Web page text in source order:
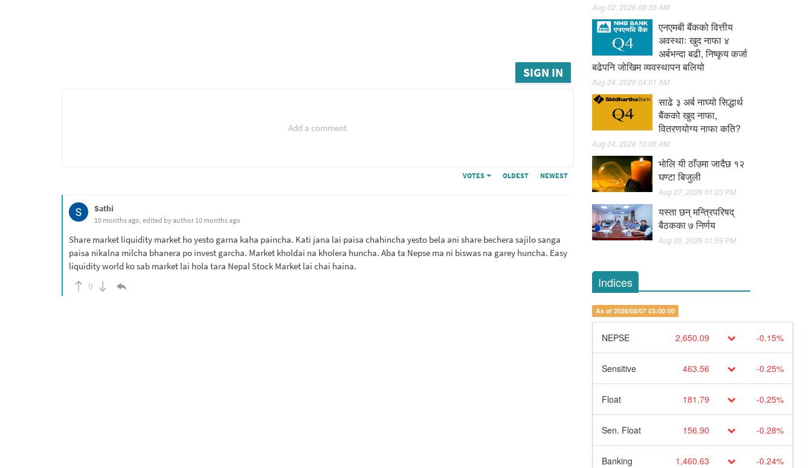
SIGN IN
Add a comment
VOTES OLDEST NEWEST
Sathi
10 months ago , edited by author 10 months ago
Share market liquidity market ho yesto garna kaha paincha. Kati jana lai paisa chahincha yesto bela ani share bechera sajilo sanga
paisa nikalna milcha bhanera po invest garcha. Market kholdai na kholera huncha. Aba ta Nepse ma ni biswas na garey huncha. Easy
liquidity world ko sab market lai hola tara Nepal Stock Market lai chai haina.
0
Aug 02, 2026 09:39 AM
एनएमबी बैंकको वित्तीय
अवस्थाः खुद नाफा ४
अर्बभन्दा बढी, निष्कृय कर्जा
बढेपनि जोखिम व्यवस्थापन बलियो
Aug 04, 2026 04:01 AM
साढे ३ अर्ब नाघ्यो सिद्धार्थ
बैंकको खुद नाफा,
वितरणयोग्य नाफा कति?
Aug 04, 2026 10:05 AM
भाेलि यी ठाँउमा जादैछ १२
घण्टा बिजुली
Aug 07, 2026 01:23 PM
यस्ता छन् मन्त्रिपरिषद्
बैठकका ७ निर्णय
Aug 05, 2026 01:59 PM
Indices
As of 2026/08/07 03:00:00
NEPSE 2,650.09 -0.15%
Sensitive 463.56 -0.25%
Float 181.79 -0.25%
Sen. Float 156.90 -0.28%
Banking 1,460.63 -0.24%